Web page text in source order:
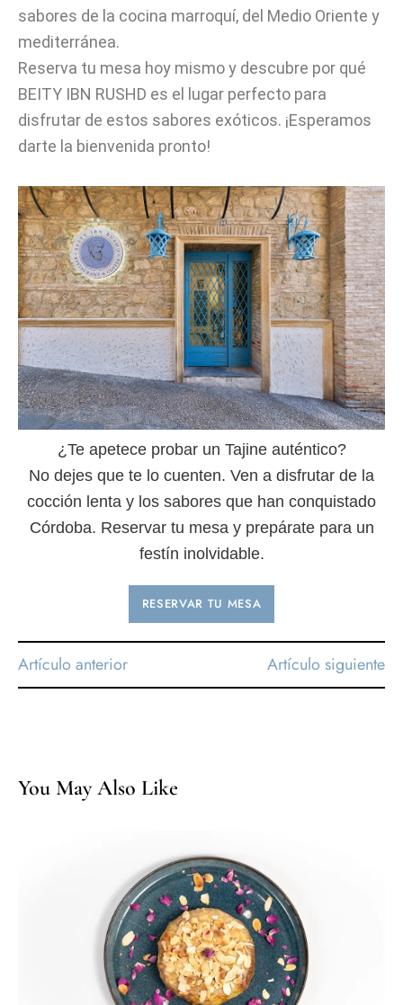
sabores de la cocina marroquí, del Medio Oriente y
mediterránea.
Reserva tu mesa hoy mismo y descubre por qué
BEITY IBN RUSHD es el lugar perfecto para
disfrutar de estos sabores exóticos. ¡Esperamos
darte la bienvenida pronto!
¿Te apetece probar un Tajine auténtico?
No dejes que te lo cuenten. Ven a disfrutar de la
cocción lenta y los sabores que han conquistado
Córdoba. Reservar tu mesa y prepárate para un
festín inolvidable.
RESERVAR TU MESA
Artículo anterior Artículo siguiente
You May Also Like